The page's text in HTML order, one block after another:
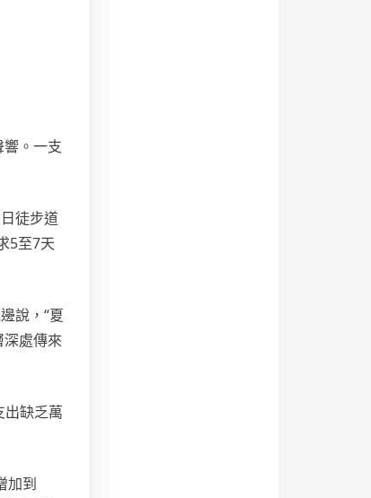
。一支
徒步道
5至7天
說，“夏
處傳來
出缺乏萬
加到